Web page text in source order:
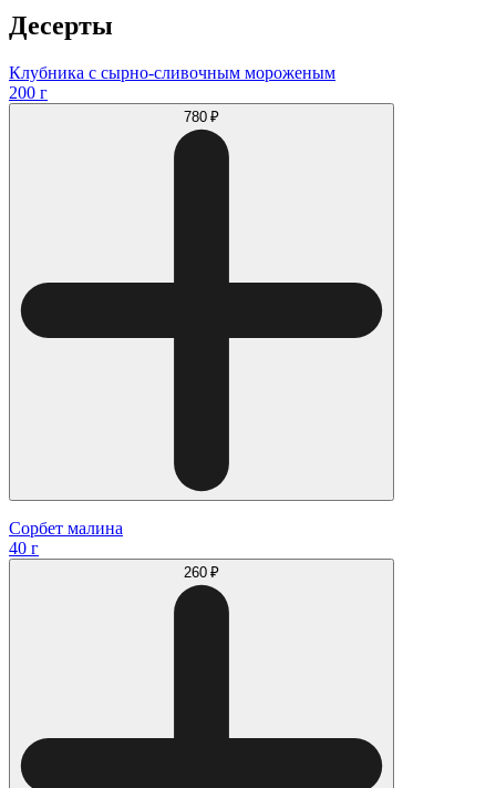
Десерты
Клубника с сырно-сливочным мороженым
200 г
780 ₽
Сорбет малина
40 г
260 ₽